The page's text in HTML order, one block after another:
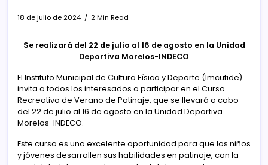
18 de julio de 2024 2 Min Read
Se realizará del 22 de julio al 16 de agosto en la Unidad
Deportiva Morelos-INDECO
El Instituto Municipal de Cultura Física y Deporte (Imcufide)
invita a todos los interesados a participar en el Curso
Recreativo de Verano de Patinaje, que se llevará a cabo
del 22 de julio al 16 de agosto en la Unidad Deportiva
Morelos-INDECO.
Este curso es una excelente oportunidad para que los niños
y jóvenes desarrollen sus habilidades en patinaje, con la